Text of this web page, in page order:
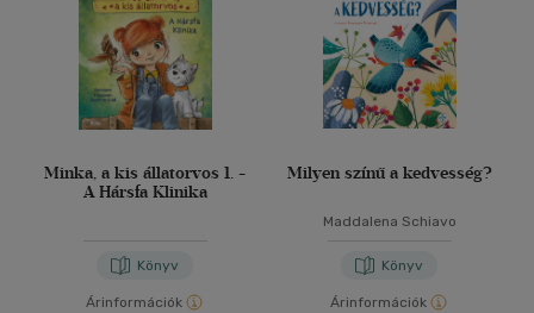
Minka, a kis állatorvos 1. -
A Hársfa Klinika
Könyv
Árinformációk
Milyen színű a kedvesség?
Maddalena Schiavo
Könyv
Árinformációk